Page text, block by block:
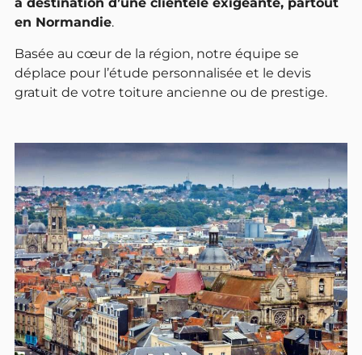
en Normandie.
Basée au cœur de la région, notre équipe se
déplace pour l’étude personnalisée et le devis
gratuit de votre toiture ancienne ou de prestige.